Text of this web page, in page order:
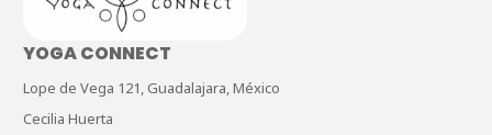
YOGA CONNECT
Lope de Vega 121, Guadalajara, México
Cecilia Huerta